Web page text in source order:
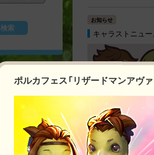
検索
お知らせ
キャラストニュー
ポルカフェス「リザードマンアヴァ